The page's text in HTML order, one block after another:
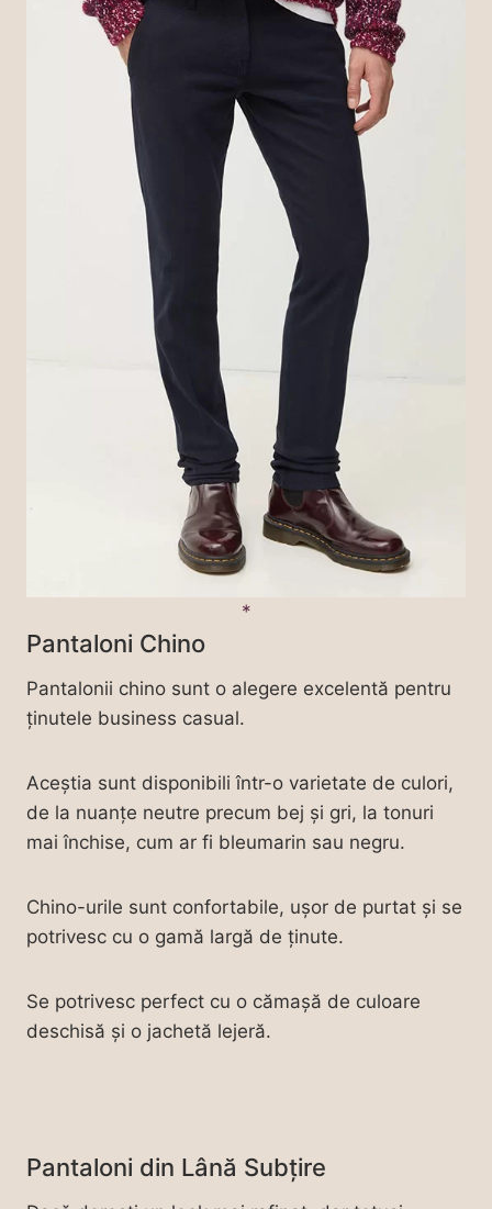
Pantaloni Chino
Pantalonii chino sunt o alegere excelentă pentru
ținutele business casual.
Aceștia sunt disponibili într-o varietate de culori,
de la nuanțe neutre precum bej și gri, la tonuri
mai închise, cum ar fi bleumarin sau negru.
Chino-urile sunt confortabile, ușor de purtat și se
potrivesc cu o gamă largă de ținute.
Se potrivesc perfect cu o cămașă de culoare
deschisă și o jachetă lejeră.
Pantaloni din Lână Subțire